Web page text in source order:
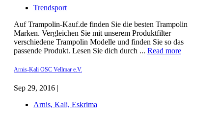
Trendsport
Auf Trampolin-Kauf.de finden Sie die besten Trampolin
Marken. Vergleichen Sie mit unserem Produktfilter
verschiedene Trampolin Modelle und finden Sie so das
passende Produkt. Lesen Sie dich durch ... Read more
Arnis-Kali OSC Vellmar e.V.
Sep 29, 2016 |
Arnis, Kali, Eskrima